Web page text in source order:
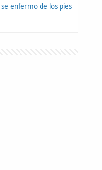
enfermo de los pies